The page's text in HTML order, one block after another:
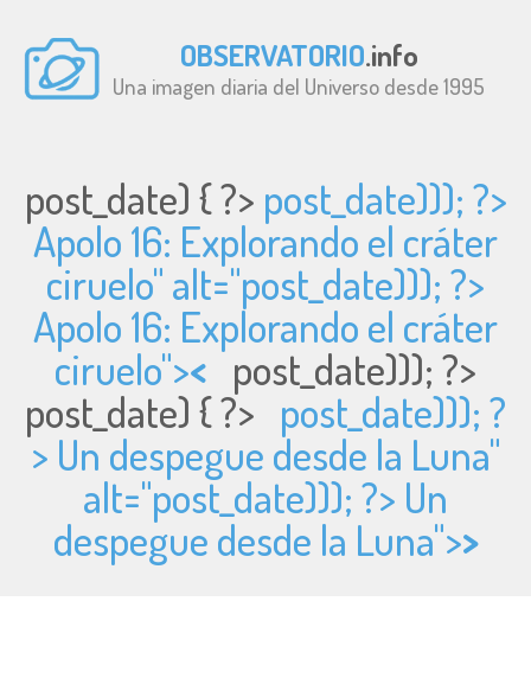
OBSERVATORIO.info
Una imagen diaria del Universo desde 1995
post_date) { ?> post_date))); ?>
Apolo 16: Explorando el cráter
ciruelo" alt="post_date))); ?>
Apolo 16: Explorando el cráter
ciruelo">< post_date))); ?>
post_date) { ?> post_date))); ?
> Un despegue desde la Luna"
alt="post_date))); ?> Un
despegue desde la Luna">>